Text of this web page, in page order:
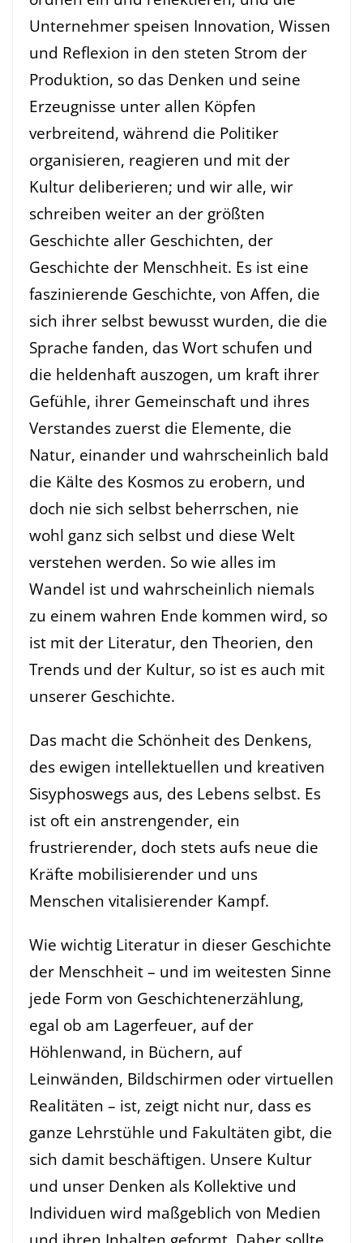
Unternehmer speisen Innovation, Wissen
und Reflexion in den steten Strom der
Produktion, so das Denken und seine
Erzeugnisse unter allen Köpfen
verbreitend, während die Politiker
organisieren, reagieren und mit der
Kultur deliberieren; und wir alle, wir
schreiben weiter an der größten
Geschichte aller Geschichten, der
Geschichte der Menschheit. Es ist eine
faszinierende Geschichte, von Affen, die
sich ihrer selbst bewusst wurden, die die
Sprache fanden, das Wort schufen und
die heldenhaft auszogen, um kraft ihrer
Gefühle, ihrer Gemeinschaft und ihres
Verstandes zuerst die Elemente, die
Natur, einander und wahrscheinlich bald
die Kälte des Kosmos zu erobern, und
doch nie sich selbst beherrschen, nie
wohl ganz sich selbst und diese Welt
verstehen werden. So wie alles im
Wandel ist und wahrscheinlich niemals
zu einem wahren Ende kommen wird, so
ist mit der Literatur, den Theorien, den
Trends und der Kultur, so ist es auch mit
unserer Geschichte.
Das macht die Schönheit des Denkens,
des ewigen intellektuellen und kreativen
Sisyphoswegs aus, des Lebens selbst. Es
ist oft ein anstrengender, ein
frustrierender, doch stets aufs neue die
Kräfte mobilisierender und uns
Menschen vitalisierender Kampf.
Wie wichtig Literatur in dieser Geschichte
der Menschheit – und im weitesten Sinne
jede Form von Geschichtenerzählung,
egal ob am Lagerfeuer, auf der
Höhlenwand, in Büchern, auf
Leinwänden, Bildschirmen oder virtuellen
Realitäten – ist, zeigt nicht nur, dass es
ganze Lehrstühle und Fakultäten gibt, die
sich damit beschäftigen. Unsere Kultur
und unser Denken als Kollektive und
Individuen wird maßgeblich von Medien